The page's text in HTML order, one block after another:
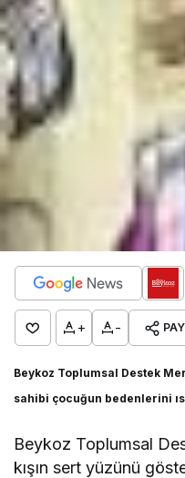
+ -
Beykoz Toplumsal Destek
sahibi çocuğun bedenlerini
Beykoz Toplumsal
kışın sert yüzünü